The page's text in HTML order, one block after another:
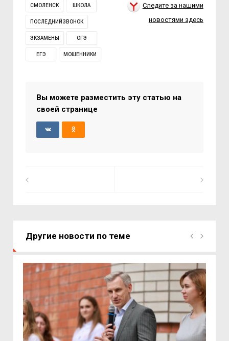
СМОЛЕНСК ШКОЛА
ПОСЛЕДНИЙЗВОНОК
ЭКЗАМЕНЫ ОГЭ
ЕГЭ МОШЕННИКИ
Следите за нашими
новостями здесь
Вы можете разместить эту статью на
своей странице
Другие новости по теме